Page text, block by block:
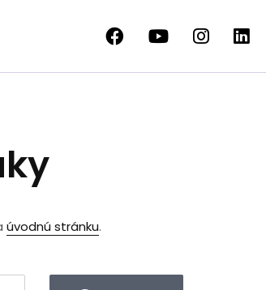
úvodnú stránku.